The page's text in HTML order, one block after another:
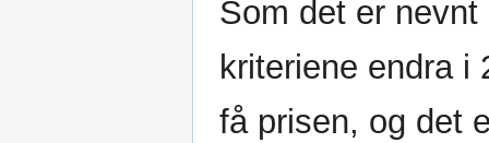
Som det er
kriteriene endra i
få prisen, og det